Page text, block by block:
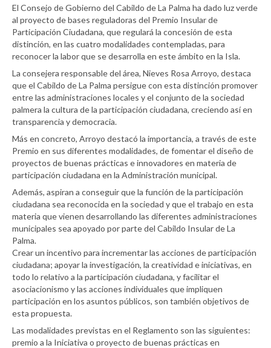
El Consejo de Gobierno del Cabildo de La Palma ha dado luz verde
al proyecto de bases reguladoras del Premio Insular de
Participación Ciudadana, que regulará la concesión de esta
distinción, en las cuatro modalidades contempladas, para
reconocer la labor que se desarrolla en este ámbito en la Isla.
La consejera responsable del área, Nieves Rosa Arroyo, destaca
que el Cabildo de La Palma persigue con esta distinción promover
entre las administraciones locales y el conjunto de la sociedad
palmera la cultura de la participación ciudadana, creciendo así en
transparencia y democracia.
Más en concreto, Arroyo destacó la importancia, a través de este
Premio en sus diferentes modalidades, de fomentar el diseño de
proyectos de buenas prácticas e innovadores en materia de
participación ciudadana en la Administración municipal.
Además, aspiran a conseguir que la función de la participación
ciudadana sea reconocida en la sociedad y que el trabajo en esta
materia que vienen desarrollando las diferentes administraciones
municipales sea apoyado por parte del Cabildo Insular de La
Palma.
Crear un incentivo para incrementar las acciones de participación
ciudadana; apoyar la investigación, la creatividad e iniciativas, en
todo lo relativo a la participación ciudadana, y facilitar el
asociacionismo y las acciones individuales que impliquen
participación en los asuntos públicos, son también objetivos de
esta propuesta.
Las modalidades previstas en el Reglamento son las siguientes:
premio a la Iniciativa o proyecto de buenas prácticas en